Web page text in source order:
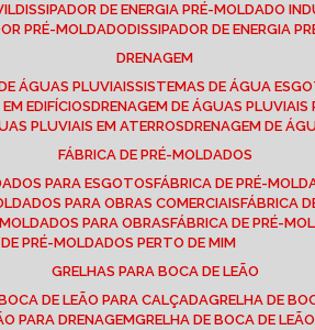
DISSIPADOR DE ENERGIA PRÉ-MOLDADO
PRÉ-MOLDADO DISSIPADOR DE ENERGIA
DRENAGEM
ÁGUAS PLUVIAIS SISTEMAS DE ÁGUA
EDIFÍCIOS DRENAGEM DE ÁGUAS PLUVIAIS
PLUVIAIS EM ATERROS DRENAGEM DE
FÁBRICA DE PRÉ-MOLDADOS
PARA ESGOTOS FÁBRICA DE PRÉ-
PARA OBRAS COMERCIAIS FÁBRICA
MOLDADOS PARA OBRAS FÁBRICA DE PRÉ-
DE PRÉ-MOLDADOS PERTO DE MIM
GRELHAS PARA BOCA DE LEÃO
BOCA DE LEÃO PARA CALÇADA
GRELHA DE
PARA DRENAGEM GRELHA DE BOCA DE